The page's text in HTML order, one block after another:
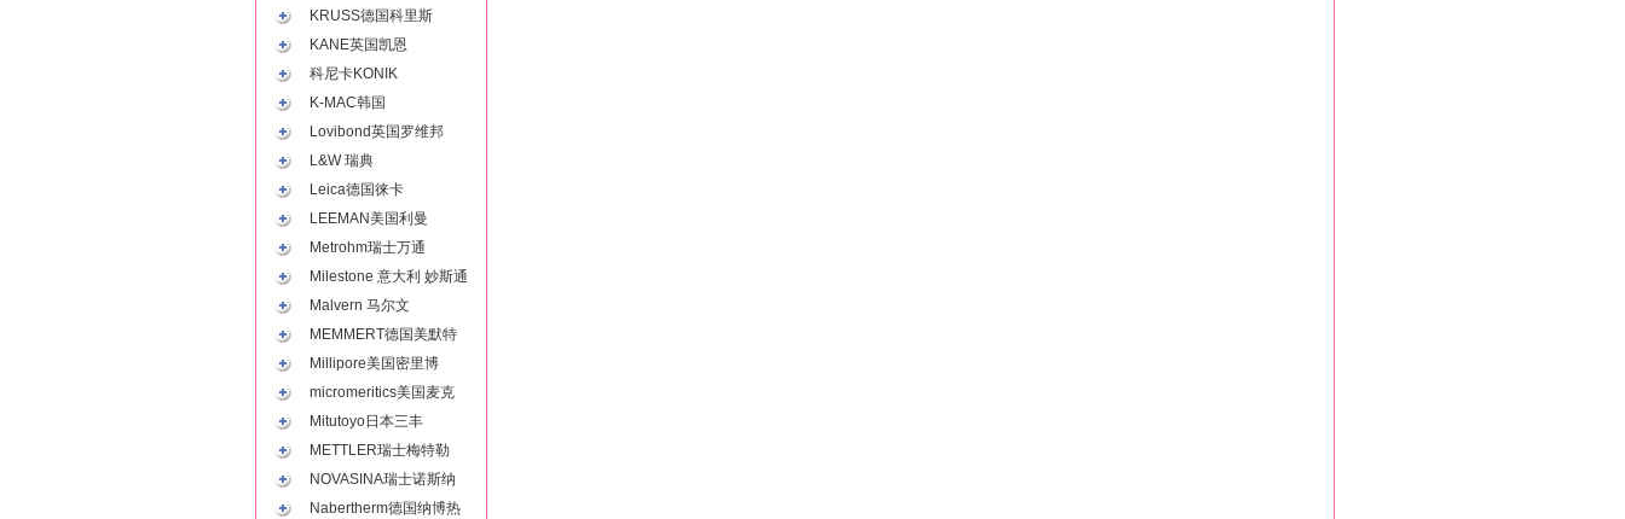
KRUSS德国科里斯
KANE英国凯恩
科尼卡KONIK
K-MAC韩国
Lovibond英国罗维邦
L&W 瑞典
Leica德国徕卡
LEEMAN美国利曼
Metrohm瑞士万通
Milestone 意大利 妙斯通
Malvern 马尔文
MEMMERT德国美默特
Millipore美国密里博
micromeritics美国麦克
Mitutoyo日本三丰
METTLER瑞士梅特勒
NOVASINA瑞士诺斯纳
Nabertherm德国纳博热